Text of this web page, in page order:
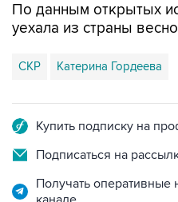
По данным открытых
уехала из страны
СКР Катерина Гордеева
Купить подписку на
Подписаться на
Получать